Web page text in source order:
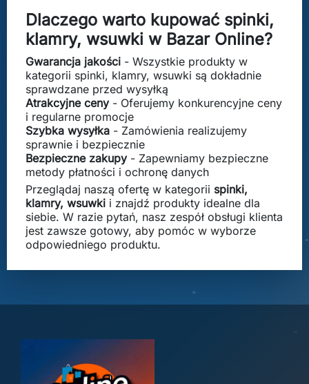
Dlaczego warto kupować spinki,
klamry, wsuwki w Bazar Online?
Gwarancja jakości - Wszystkie produkty w
kategorii spinki, klamry, wsuwki są dokładnie
sprawdzane przed wysyłką
Atrakcyjne ceny- Oferujemy konkurencyjne ceny
i regularne promocje
Szybka wysyłka - Zamówienia realizujemy
sprawnie i bezpiecznie
Bezpieczne zakupy- Zapewniamy bezpieczne
metody płatności i ochronę danych
Przeglądaj naszą ofertę w kategorii spinki,
klamry, wsuwki i znajdź produkty idealne dla
siebie. W razie pytań, nasz zespół obsługi klienta
jest zawsze gotowy, aby pomóc w wyborze
odpowiedniego produktu.